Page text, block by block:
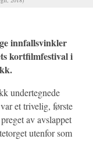
innfallsvinkler
kortfilmfestival i
undertegnede
et trivelig, første
av avslappet
utenfor som